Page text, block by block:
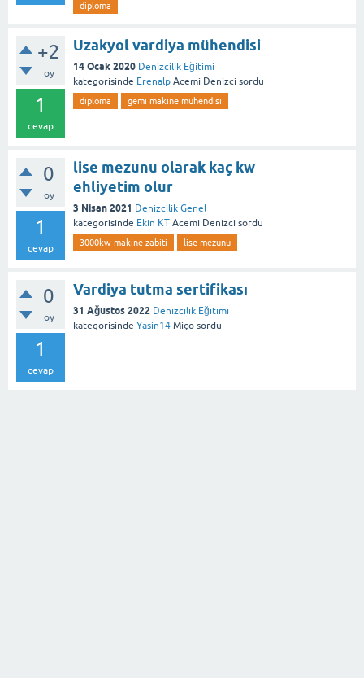
diploma
+2
oy
1
cevap
Uzakyol vardiya mühendisi
14 Ocak 2020 Denizcilik Eğitimi
kategorisinde Erenalp Acemi Denizci sordu
diploma gemi makine mühendisi
0
oy
1
cevap
lise mezunu olarak kaç kw
ehliyetim olur
3 Nisan 2021 Denizcilik Genel
kategorisinde Ekin KT Acemi Denizci sordu
3000kw makine zabiti lise mezunu
0
oy
1
cevap
Vardiya tutma sertifikası
31 Ağustos 2022 Denizcilik Eğitimi
kategorisinde Yasin14 Miço sordu